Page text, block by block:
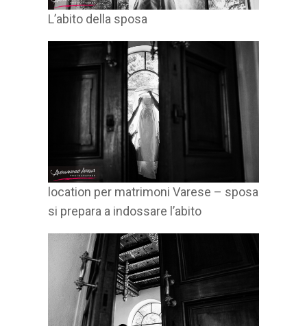
L’abito della sposa
location per matrimoni Varese – sposa
si prepara a indossare l’abito